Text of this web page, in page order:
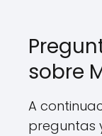
sobre
A
preguntas